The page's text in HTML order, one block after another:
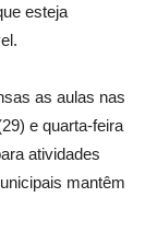
esteja
as aulas nas
e quarta-feira
atividades
mantêm